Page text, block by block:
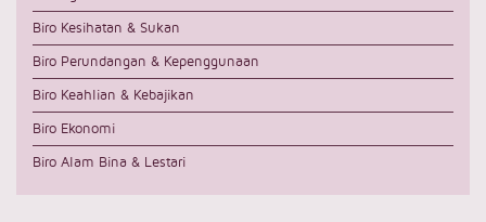
Biro Kesihatan & Sukan
Biro Perundangan & Kepenggunaan
Biro Keahlian & Kebajikan
Biro Ekonomi
Biro Alam Bina & Lestari